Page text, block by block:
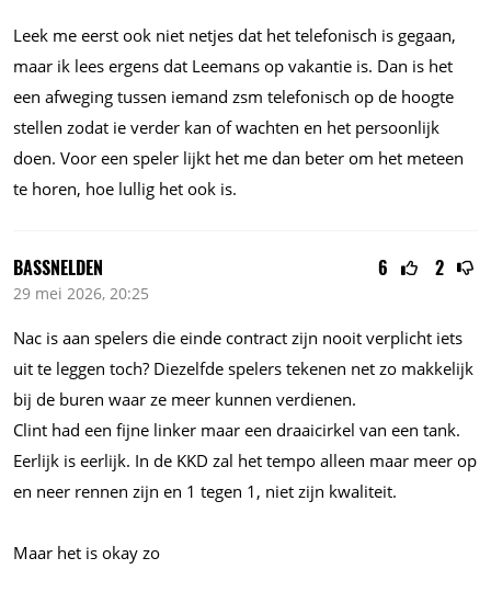
Leek me eerst ook niet netjes dat het telefonisch is gegaan,
maar ik lees ergens dat Leemans op vakantie is. Dan is het
een afweging tussen iemand zsm telefonisch op de hoogte
stellen zodat ie verder kan of wachten en het persoonlijk
doen. Voor een speler lijkt het me dan beter om het meteen
te horen, hoe lullig het ook is.
6 2
BASSNELDEN
29 mei 2026, 20:25
Nac is aan spelers die einde contract zijn nooit verplicht iets
uit te leggen toch? Diezelfde spelers tekenen net zo makkelijk
bij de buren waar ze meer kunnen verdienen.
Clint had een fijne linker maar een draaicirkel van een tank.
Eerlijk is eerlijk. In de KKD zal het tempo alleen maar meer op
en neer rennen zijn en 1 tegen 1, niet zijn kwaliteit.
Maar het is okay zo